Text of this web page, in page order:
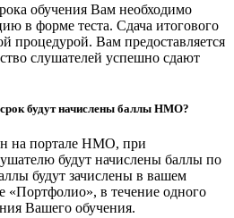
обучения Вам необходимо
в форме теста. Сдача итогового
процедурой. Вам предоставляется
слушателей успешно сдают
будут начислены баллы НМО?
на портале НМО, при
будут начислены баллы по
будут зачислены в вашем
«Портфолио», в течение одного
Вашего обучения.